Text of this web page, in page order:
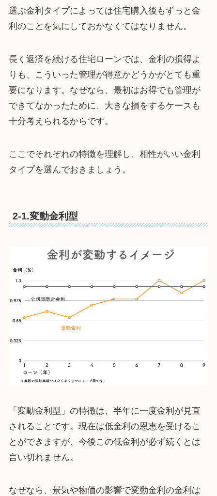
選ぶ金利タイプによっては住宅購入後もずっと金
利のことを気にしておかなくてはなりません。
長く返済を続ける住宅ローンでは、金利の損得よ
りも、こういった管理が得意かどうかがとても重
要になります。なぜなら、最初はお得でも管理が
できてなかったために、大きな損をするケースも
十分考えられるからです。
ここでそれぞれの特徴を理解し、相性がいい金利
タイプを選んでおきましょう。
2-1.変動金利型
「変動金利型」の特徴は、半年に一度金利が見直
されることです。現在は低金利の恩恵を受けるこ
とができますが、今後この低金利が必ず続くとは
言い切れません。
なぜなら、景気や物価の影響で変動金利の金利は